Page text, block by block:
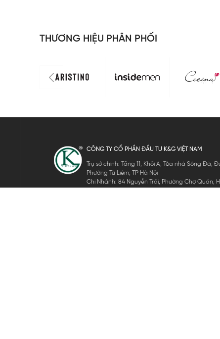
THƯƠNG HIỆU PHÂN PHỐI
CÔNG TY CỔ PHẦN ĐẦU TƯ K&G VIỆT NAM
Trụ sở chính: Tầng 11, Khối A, Tòa nhà Sông Đà,
Phường Từ Liêm, TP Hà Nội
Chi Nhánh: 84 Nguyễn Trãi, Phường Chợ Quán,